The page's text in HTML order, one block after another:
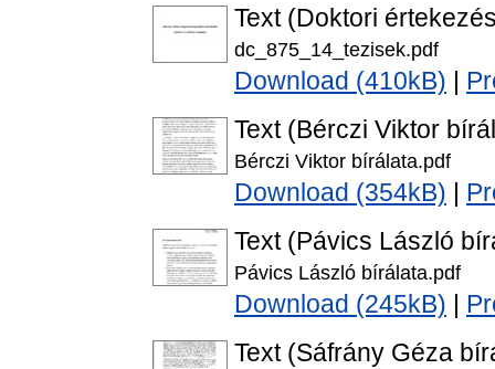
Text (Doktori
dc_875_14_tezisek.pdf
Download (410kB)
Text (Bérczi Viktor
Bérczi Viktor bírálata.pdf
Download (354kB)
Text (Pávics László
Pávics László bírálata.pdf
Download (245kB)
Text (Sáfrány Géza